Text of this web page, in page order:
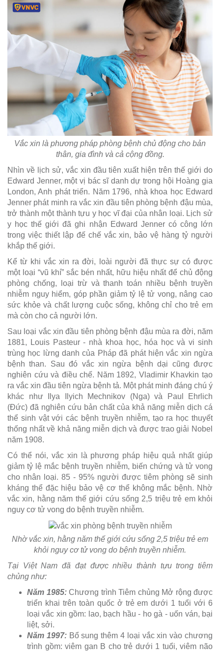
Vắc xin là phương pháp phòng bệnh chủ động cho bản
thân, gia đình và cả cộng đồng.
Nhìn về lịch sử, vắc xin đầu tiên xuất hiện trên thế giới do
Edward Jenner, một vị bác sĩ danh dự trong hội Hoàng gia
London, Anh phát triển. Năm 1796, nhà khoa học Edward
Jenner phát minh ra vắc xin đầu tiên phòng bệnh đậu mùa,
trở thành một thành tựu y học vĩ đại của nhân loại. Lịch sử
y học thế giới đã ghi nhận Edward Jenner có công lớn
trong việc thiết lập đế chế vắc xin, bảo vệ hàng tỷ người
khắp thế giới.
Kể từ khi vắc xin ra đời, loài người đã thực sự có được
một loại “vũ khí” sắc bén nhất, hữu hiệu nhất để chủ động
phòng chống, loại trừ và thanh toán nhiều bệnh truyền
nhiễm nguy hiểm, góp phần giảm tỷ lệ tử vong, nâng cao
sức khỏe và chất lượng cuộc sống, không chỉ cho trẻ em
mà còn cho cả người lớn.
Sau loại vắc xin đầu tiên phòng bệnh đậu mùa ra đời, năm
1881, Louis Pasteur - nhà khoa học, hóa học và vi sinh
trùng học lừng danh của Pháp đã phát hiện vắc xin ngừa
bệnh than. Sau đó vắc xin ngừa bệnh dại cũng được
nghiên cứu và điều chế. Năm 1892, Vladimir Khavkin tạo
ra vắc xin đầu tiên ngừa bệnh tả. Một phát minh đáng chú ý
khác như Ilya Ilyich Mechnikov (Nga) và Paul Ehrlich
(Đức) đã nghiên cứu bản chất của khả năng miễn dịch cá
thể sinh vật với các bệnh truyền nhiễm, tạo ra học thuyết
thống nhất về khả năng miễn dịch và được trao giải Nobel
năm 1908.
Có thể nói, vắc xin là phương pháp hiệu quả nhất giúp
giảm tỷ lệ mắc bệnh truyền nhiễm, biến chứng và tử vong
cho nhân loại. 85 - 95% người được tiêm phòng sẽ sinh
kháng thể đặc hiệu bảo vệ cơ thể không mắc bệnh. Nhờ
vắc xin, hằng năm thế giới cứu sống 2,5 triệu trẻ em khỏi
nguy cơ tử vong do bệnh truyền nhiễm.
Nhờ vắc xin, hằng năm thế giới cứu sống 2,5 triệu trẻ em
khỏi nguy cơ tử vong do bệnh truyền nhiễm.
Tại Việt Nam đã đạt được nhiều thành tựu trong tiêm
chủng như:
Năm 1985:Chương trình Tiêm chủng Mở rộng được
triển khai trên toàn quốc ở trẻ em dưới 1 tuổi với 6
loại vắc xin gồm: lao, bạch hầu - ho gà - uốn ván, bại
liệt, sởi.
Năm 1997:Bổ sung thêm 4 loại vắc xin vào chương
trình gồm: viêm gan B cho trẻ dưới 1 tuổi, viêm não